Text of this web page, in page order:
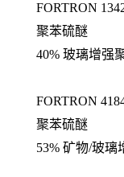
FORTRON
聚苯硫醚
40% 玻璃增强
FORTRON
聚苯硫醚
53% 矿物/玻璃